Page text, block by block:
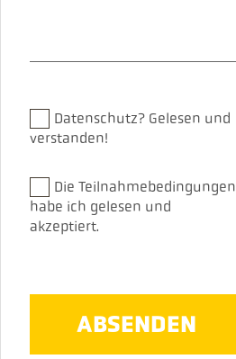
Datenschutz? Gelesen und
verstanden!
Die Teilnahmebedingungen
habe ich gelesen und
akzeptiert.
ABSENDEN